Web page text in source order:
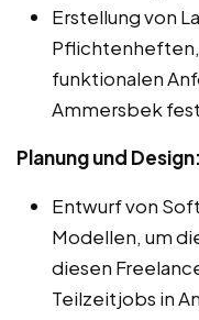
Erstellung von
funktionalen
Ammersbek
Planung und Design:
Entwurf von
Modellen, um
diesen
Teilzeitjobs in